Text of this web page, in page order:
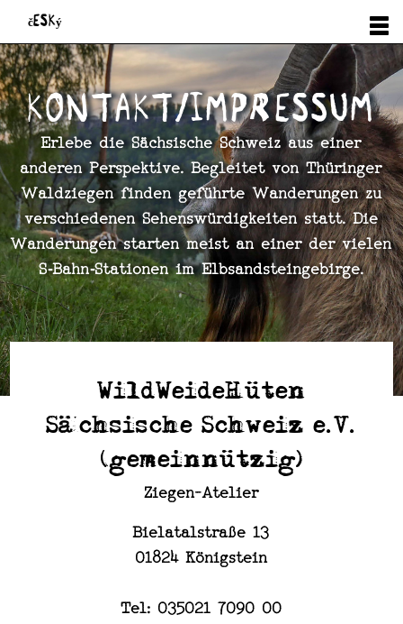
Kontakt/Impressum
Erlebe die Sächsische Schweiz aus einer
anderen Perspektive. Begleitet von Thüringer
Waldziegen finden geführte Wanderungen zu
verschiedenen Sehenswürdigkeiten statt. Die
Wanderungen starten meist an einer der vielen
S‑Bahn‑Stationen im Elbsandsteingebirge.
Neuigkeiten
Projekte
Verein
český
WildWeideHüten
Sächsische Schweiz e.V.
(gemeinnützig)
Ziegen-Atelier
Bielatalstraße 13
01824 Königstein
Tel: 035021 7090 00